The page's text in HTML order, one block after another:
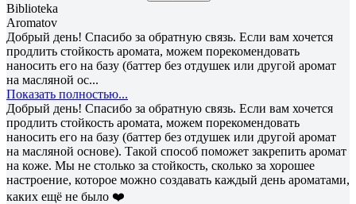
Biblioteka
Aromatov
Добрый день! Спасибо за обратную связь. Если вам хочется
продлить стойкость аромата, можем порекомендовать
наносить его на базу (баттер без отдушек или другой аромат
на масляной ос...
Показать полностью...
Добрый день! Спасибо за обратную связь. Если вам хочется
продлить стойкость аромата, можем порекомендовать
наносить его на базу (баттер без отдушек или другой аромат
на масляной основе). Такой способ поможет закрепить аромат
на коже. Мы не столько за стойкость, сколько за хорошее
настроение, которое можно создавать каждый день ароматами,
каких ещё не было ❤️